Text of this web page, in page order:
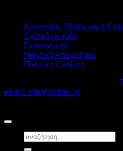
Αποστολή, Πληρωμή &
Σχετικά με εμάς
Επικοινωνία
Πολιτική Απορρήτου
Πολιτική Cookies
email: info@hostec.gr
Αναζήτηση
για: